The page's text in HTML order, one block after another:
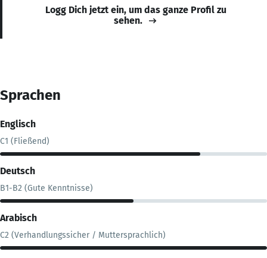
Logg Dich jetzt ein, um das ganze Profil zu
sehen.
Sprachen
Englisch
C1 (Fließend)
Deutsch
B1-B2 (Gute Kenntnisse)
Arabisch
C2 (Verhandlungssicher / Muttersprachlich)